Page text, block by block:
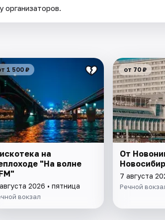
организаторов.
1 500 ₽
на
"На волне
2026 • пятница
вокзал
от 70 ₽
От
7 августа
Речной